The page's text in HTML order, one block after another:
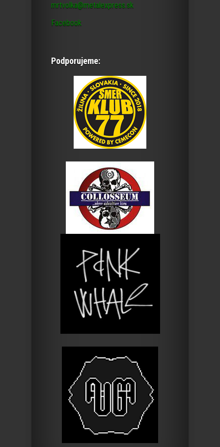
mrtvolka@metalexpress.sk
Facebook
Podporujeme: